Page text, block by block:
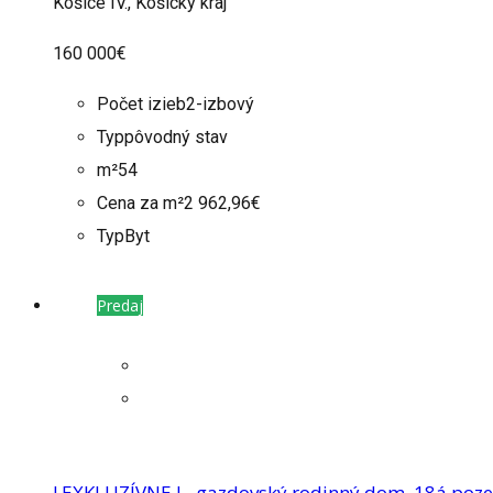
160 000€
Počet izieb2-izbový
Typpôvodný stav
m²54
Cena za m²2 962,96€
Typ Byt
Predaj